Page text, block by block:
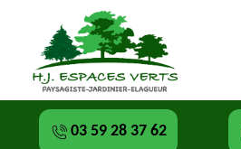
03 59 28 37 62